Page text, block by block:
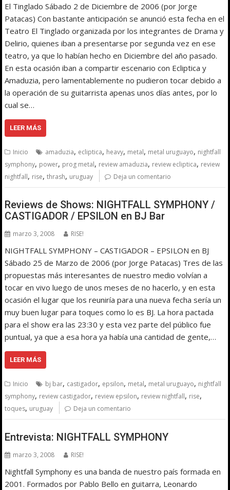
El Tinglado Sábado 2 de Diciembre de 2006 (por Jorge
Patacas) Con bastante anticipación se anunció esta fecha en el
Teatro El Tinglado organizada por los integrantes de Drama y
Delirio, quienes iban a presentarse por segunda vez en ese
teatro, ya que lo habían hecho en Diciembre del año pasado.
En esta ocasión iban a compartir escenario con Ecliptica y
Amaduzia, pero lamentablemente no pudieron tocar debido a
la operación de su guitarrista apenas unos días antes, por lo
cual se…
LEER MÁS
Inicio amaduzia, ecliptica, heavy, metal, metal uruguayo, nightfall
symphony, power, prog metal, review amaduzia, review ecliptica, review
nightfall, rise,thrash, uruguay Deja un comentario
Reviews de Shows: NIGHTFALL SYMPHONY /
CASTIGADOR / EPSILON en BJ Bar
marzo 3, 2008 RISE!
NIGHTFALL SYMPHONY – CASTIGADOR – EPSILON en BJ
Sábado 25 de Marzo de 2006 (por Jorge Patacas) Tres de las
propuestas más interesantes de nuestro medio volvían a
tocar en vivo luego de unos meses de no hacerlo, y en esta
ocasión el lugar que los reuniría para una nueva fecha sería un
muy buen lugar para toques como lo es BJ. La hora pactada
para el show era las 23:30 y esta vez parte del público fue
puntual, ya que a esa hora ya había una cantidad de gente,…
LEER MÁS
Inicio bj bar, castigador, epsilon, metal, metal uruguayo, nightfall
symphony, review castigador, review epsilon, review nightfall, rise,
toques, uruguay Deja un comentario
Entrevista: NIGHTFALL SYMPHONY
marzo 3, 2008 RISE!
Nightfall Symphony es una banda de nuestro país formada en
2001. Formados por Pablo Bello en guitarra, Leonardo